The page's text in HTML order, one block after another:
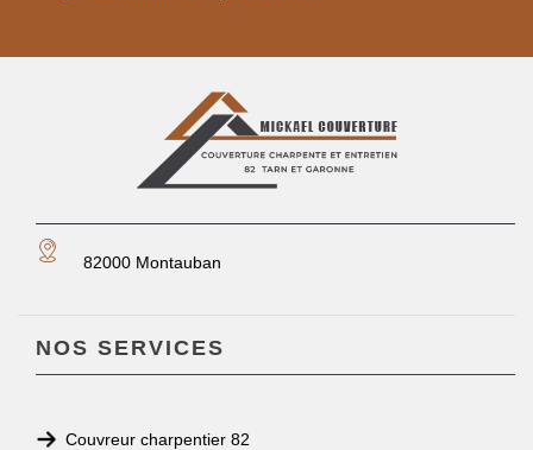
82000 Montauban
NOS SERVICES
Couvreur charpentier 82